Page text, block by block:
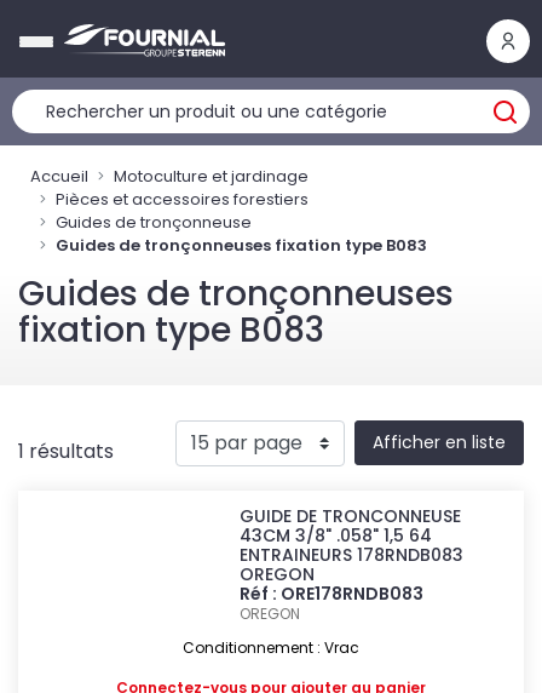
Accueil
Motoculture et jardinage
Pièces et accessoires forestiers
Guides de tronçonneuse
Guides de tronçonneuses fixation type B083
Guides de tronçonneuses
fixation type B083
1 résultats Afficher en liste
GUIDE DE TRONCONNEUSE
43CM 3/8" .058" 1,5 64
ENTRAINEURS 178RNDB083
OREGON
Réf : ORE178RNDB083
OREGON
Conditionnement : Vrac
Connectez-vous pour ajouter au panier